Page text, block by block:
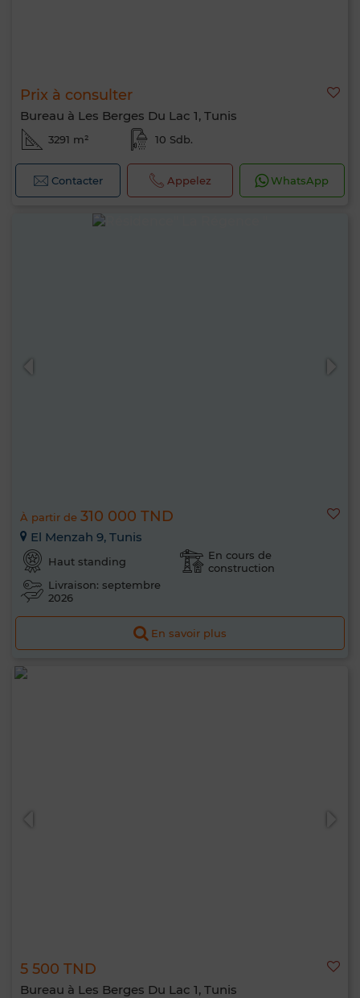
Prix à consulter
Bureau à Les Berges Du Lac 1, Tunis
3291 m² 10 Sdb.
Contacter Appelez WhatsApp
À partir de 310 000 TND
El Menzah 9, Tunis
Haut standing
En cours de
construction
Livraison: septembre
2026
En savoir plus
5 500 TND
Bureau à Les Berges Du Lac 1, Tunis